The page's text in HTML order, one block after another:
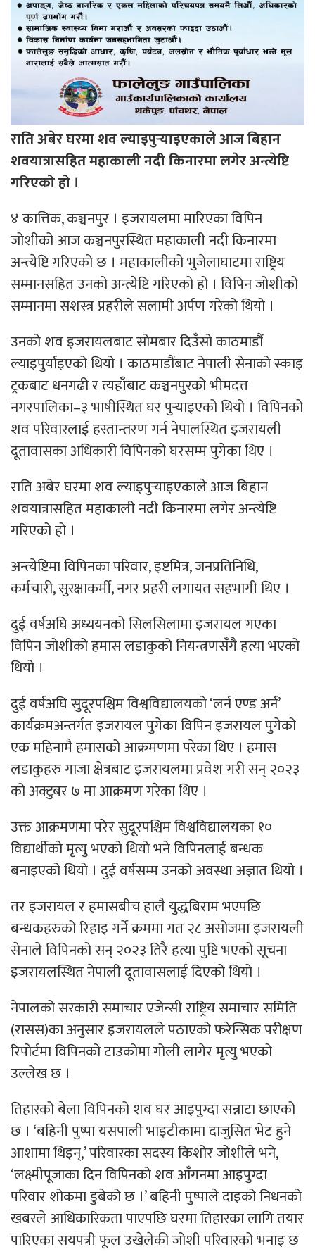
राति अबेर घरमा शव ल्याइपुर्‍याइएकाले आज बिहान
शवयात्रासहित महाकाली नदी किनारमा लगेर अन्त्येष्टि
गरिएको हो ।
४ कात्तिक, कञ्चनपुर । इजरायलमा मारिएका विपिन
जोशीको आज कञ्चनपुरस्थित महाकाली नदी किनारमा
अन्त्येष्टि गरिएको छ । महाकालीको भुजेलाघाटमा राष्ट्रिय
सम्मानसहित उनको अन्त्येष्टि गरिएको हो । विपिन जोशीको
सम्मानमा सशस्त्र प्रहरीले सलामी अर्पण गरेको थियो ।
उनको शव इजरायलबाट सोमबार दिउँसो काठमाडौं
ल्याइपुर्याइएको थियो । काठमाडौंबाट नेपाली सेनाको स्काइ
ट्रकबाट धनगढी र त्यहाँबाट कञ्चनपुरको भीमदत्त
नगरपालिका–३ भाषीस्थित घर पुर्‍याइएको थियो । विपिनको
शव परिवारलाई हस्तान्तरण गर्न नेपालस्थित इजरायली
दूतावासका अधिकारी विपिनको घरसम्म पुगेका थिए ।
राति अबेर घरमा शव ल्याइपुर्‍याइएकाले आज बिहान
शवयात्रासहित महाकाली नदी किनारमा लगेर अन्त्येष्टि
गरिएको हो ।
अन्त्येष्टिमा विपिनका परिवार, इष्टमित्र, जनप्रतिनिधि,
कर्मचारी, सुरक्षाकर्मी, नगर प्रहरी लगायत सहभागी थिए ।
दुई वर्षअघि अध्ययनको सिलसिलामा इजरायल गएका
विपिन जोशीको हमास लडाकुको नियन्त्रणसँगै हत्या भएको
थियो ।
दुई वर्षअघि सुदूरपश्चिम विश्वविद्यालयको ‘लर्न एण्ड अर्न’
कार्यक्रमअन्तर्गत इजरायल पुगेका विपिन इजरायल पुगेको
एक महिनामै हमासको आक्रमणमा परेका थिए । हमास
लडाकुहरु गाजा क्षेत्रबाट इजरायलमा प्रवेश गरी सन् २०२३
को अक्टुबर ७ मा आक्रमण गरेका थिए ।
उक्त आक्रमणमा परेर सुदूरपश्चिम विश्वविद्यालयका १०
विद्यार्थीको मृत्यु भएको थियो भने विपिनलाई बन्धक
बनाइएको थियो । दुई वर्षसम्म उनको अवस्था अज्ञात थियो ।
तर इजरायल र हमासबीच हालै युद्धबिराम भएपछि
बन्धकहरुको रिहाइ गर्ने क्रममा गत २८ असोजमा इजरायली
सेनाले विपिनको सन् २०२३ तिरै हत्या पुष्टि भएको सूचना
इजरायलस्थित नेपाली दूतावासलाई दिएको थियो ।
नेपालको सरकारी समाचार एजेन्सी राष्ट्रिय समाचार समिति
(रासस)का अनुसार इजरायलले पठाएको फरेन्सिक परीक्षण
रिपोर्टमा विपिनको टाउकोमा गोली लागेर मृत्यु भएको
उल्लेख छ ।
तिहारको बेला विपिनको शव घर आइपुग्दा सन्नाटा छाएको
छ । ‘बहिनी पुष्पा यसपाली भाइटीकामा दाजुसित भेट हुने
आशामा थिइन्,’ परिवारका सदस्य किशोर जोशीले भने,
‘लक्ष्मीपूजाका दिन विपिनको शव आँगनमा आइपुग्दा
परिवार शोकमा डुबेको छ ।’ बहिनी पुष्पाले दाइको निधनको
खबरले आधिकारिकता पाएपछि घरमा तिहारका लागि तयार
पारिएका सयपत्री फूल उखेलेकी जोशी परिवारको भनाइ छ